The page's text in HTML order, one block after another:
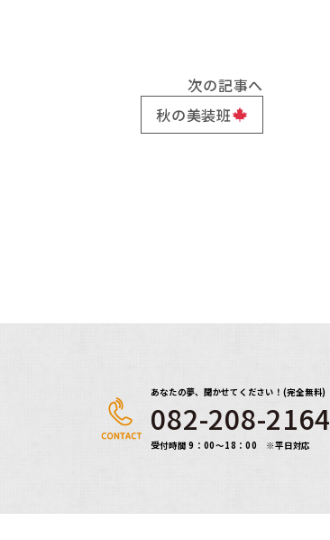
次の記事へ
秋の美装班
あなたの夢、聞かせてください！(完全無料)
082-208-2164
受付時間 9：00～18：00 ※平日対応